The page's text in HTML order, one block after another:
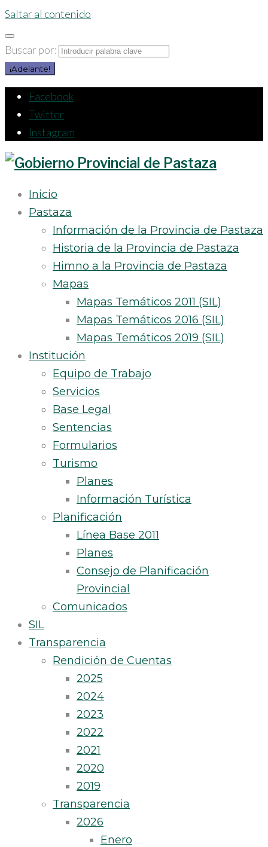
Saltar al contenido
Buscar por:
¡Adelante!
Facebook
Twitter
Instagram
Inicio
Pastaza
Información de la Provincia de Pastaza
Historia de la Provincia de Pastaza
Himno a la Provincia de Pastaza
Mapas
Mapas Temáticos 2011 (SIL)
Mapas Temáticos 2016 (SIL)
Mapas Temáticos 2019 (SIL)
Institución
Equipo de Trabajo
Servicios
Base Legal
Sentencias
Formularios
Turismo
Planes
Información Turística
Planificación
Línea Base 2011
Planes
Consejo de Planificación
Provincial
Comunicados
SIL
Transparencia
Rendición de Cuentas
2025
2024
2023
2022
2021
2020
2019
Transparencia
2026
Enero